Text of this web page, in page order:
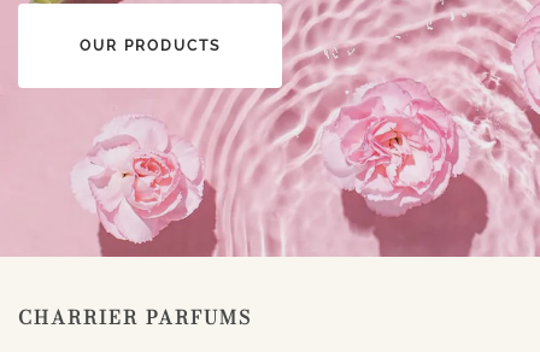
OUR PRODUCTS
CHARRIER PARFUMS